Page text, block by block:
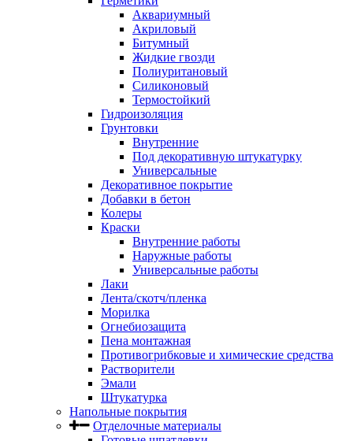
Аквариумный
Акриловый
Битумный
Жидкие гвозди
Полиуритановый
Силиконовый
Термостойкий
Гидроизоляция
Грунтовки
Внутренние
Под декоративную штукатурку
Универсальные
Декоративное покрытие
Добавки в бетон
Колеры
Краски
Внутренние работы
Наружные работы
Универсальные работы
Лаки
Лента/скотч/пленка
Морилка
Огнебиозащита
Пена монтажная
Противогрибковые и химические средства
Растворители
Эмали
Штукатурка
Напольные покрытия
Отделочные материалы